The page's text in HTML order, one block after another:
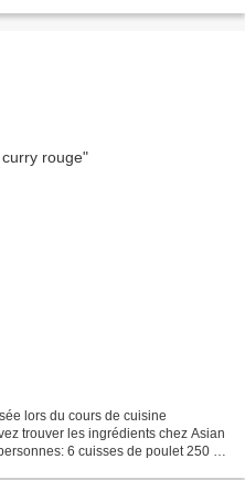
lors du cours de cuisine
trouver les ingrédients chez Asian
6 cuisses de poulet 250 g